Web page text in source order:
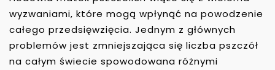
wyzwaniami, które mogą wpłynąć na powodzenie
całego przedsięwzięcia. Jednym z głównych
problemów jest zmniejszająca się liczba pszczół
na całym świecie spowodowana różnymi